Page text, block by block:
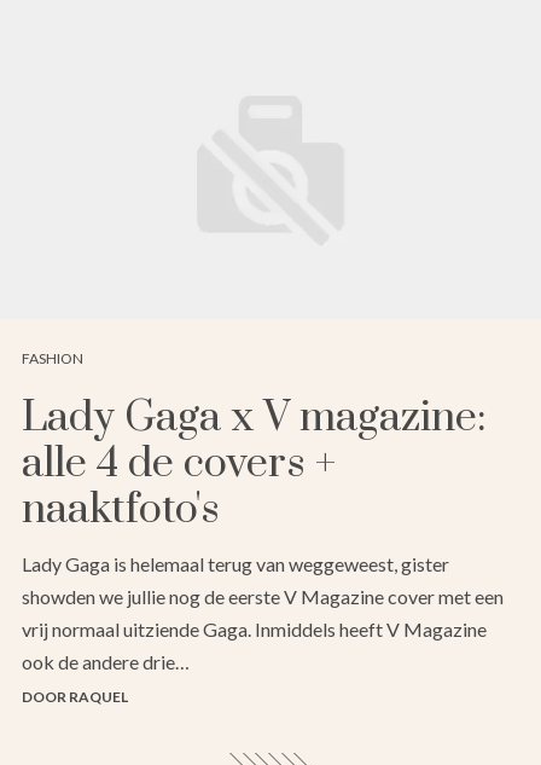
FASHION
Lady Gaga x V magazine:
alle 4 de covers +
naaktfoto's
Lady Gaga is helemaal terug van weggeweest, gister
showden we jullie nog de eerste V Magazine cover met een
vrij normaal uitziende Gaga. Inmiddels heeft V Magazine
ook de andere drie…
DOOR RAQUEL